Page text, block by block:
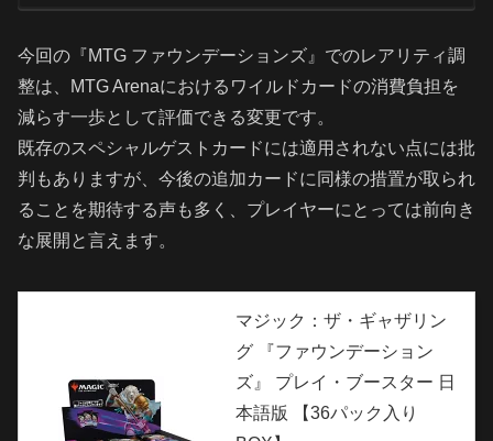
今回の『MTG ファウンデーションズ』でのレアリティ調
整は、MTG Arenaにおけるワイルドカードの消費負担を
減らす一歩として評価できる変更です。
既存のスペシャルゲストカードには適用されない点には批
判もありますが、今後の追加カードに同様の措置が取られ
ることを期待する声も多く、プレイヤーにとっては前向き
な展開と言えます。
マジック：ザ・ギャザリン
グ 『ファウンデーション
ズ』 プレイ・ブースター 日
本語版 【36パック入り